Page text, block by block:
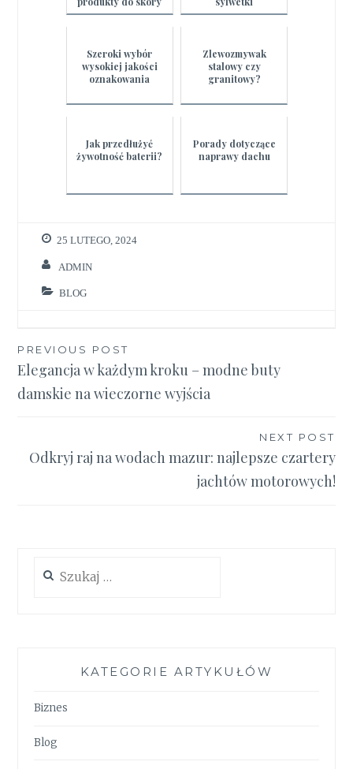
twarzy
Szeroki wybór
wysokiej jakości
oznakowania
Zlewozmywak
stalowy czy
granitowy?
Jak przedłużyć
żywotność baterii?
Porady dotyczące
naprawy dachu
25 LUTEGO, 2024
ADMIN
BLOG
Nawigacja
wpisu
PREVIOUS POST
Elegancja w każdym kroku – modne buty
damskie na wieczorne wyjścia
NEXT POST
Odkryj raj na wodach mazur: najlepsze czartery
jachtów motorowych!
KATEGORIE ARTYKUŁÓW
Biznes
Blog